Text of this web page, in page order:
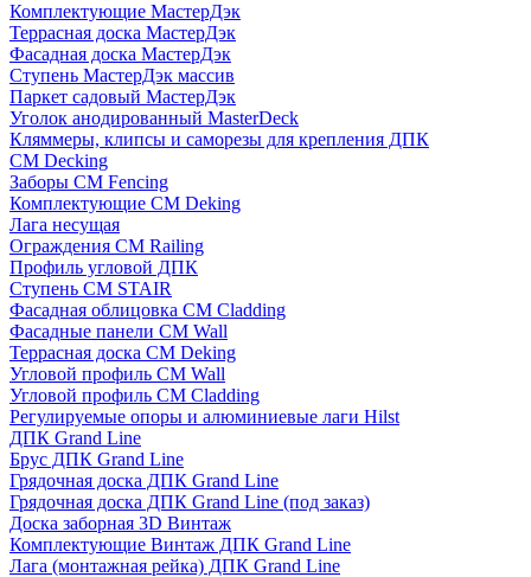
Комплектующие МастерДэк
Террасная доска МастерДэк
Фасадная доска МастерДэк
Ступень МастерДэк массив
Паркет садовый МастерДэк
Уголок анодированный MasterDeck
Кляммеры, клипсы и саморезы для крепления ДПК
CM Decking
Заборы CM Fencing
Комплектующие CM Deking
Лага несущая
Ограждения CM Railing
Профиль угловой ДПК
Ступень CM STAIR
Фасадная облицовка CM Cladding
Фасадные панели CM Wall
Террасная доска CM Deking
Угловой профиль CM Wall
Угловой профиль CM Cladding
Регулируемые опоры и алюминиевые лаги Hilst
ДПК Grand Line
Брус ДПК Grand Line
Грядочная доска ДПК Grand Line
Грядочная доска ДПК Grand Line (под заказ)
Доска заборная 3D Винтаж
Комплектующие Винтаж ДПК Grand Line
Лага (монтажная рейка) ДПК Grand Line